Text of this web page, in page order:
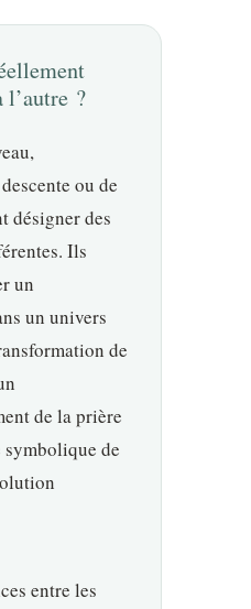
l’autre ?
ou de
désigner des
Ils
un
un univers
de
de la prière
symbolique de
entre les